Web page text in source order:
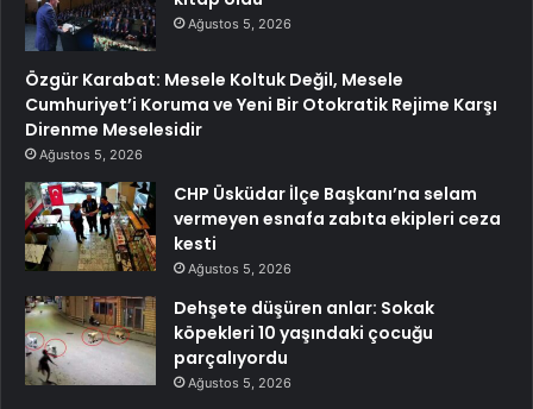
Ağustos 5, 2026
Özgür Karabat: Mesele Koltuk Değil, Mesele
Cumhuriyet’i Koruma ve Yeni Bir Otokratik Rejime Karşı
Direnme Meselesidir
Ağustos 5, 2026
CHP Üsküdar İlçe Başkanı’na selam
vermeyen esnafa zabıta ekipleri ceza
kesti
Ağustos 5, 2026
Dehşete düşüren anlar: Sokak
köpekleri 10 yaşındaki çocuğu
parçalıyordu
Ağustos 5, 2026